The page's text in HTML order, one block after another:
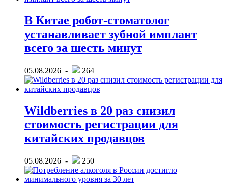
В Китае робот-стоматолог
устанавливает зубной имплант
всего за шесть минут
05.08.2026 - 264
Wildberries в 20 раз снизил
стоимость регистрации для
китайских продавцов
05.08.2026 - 250